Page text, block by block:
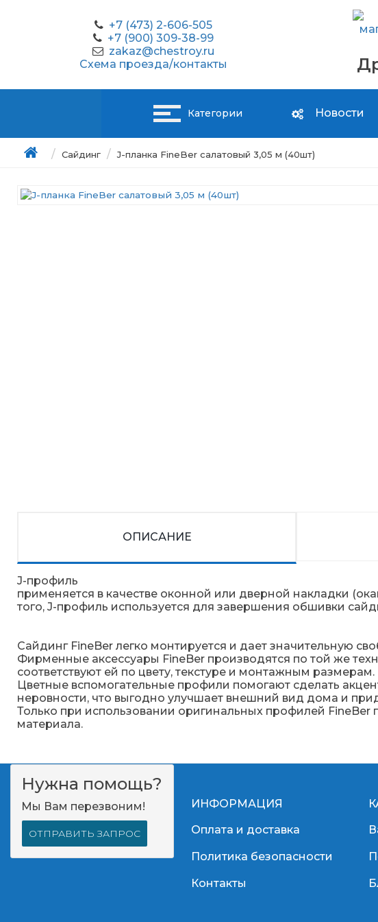
+7 (473) 2-606-505
+7 (900) 309-38-99
zakaz@chestroy.ru
Схема проезда/контакты
Категории Новости
Сайдинг J-планка FineBer салатовый 3,05 м (40шт)
ОПИСАНИЕ
J-профиль
применяется в качестве оконной или дверной накладки
того, J-профиль используется для завершения обшивки
Сайдинг FineBer легко монтируется и дает значительную
Фирменные аксессуары FineBer производятся по той же
соответствуют ей по цвету, текстуре и монтажным размерам.
Цветные вспомогательные профили помогают сделать
неровности, что выгодно улучшает внешний вид дома и
Только при использовании оригинальных профилей FineBer
материала.
Нужна помощь?
Мы Вам перезвоним!
ОТПРАВИТЬ ЗАПРОС
ИНФОРМАЦИЯ
Оплата и доставка
Политика безопасности
Контакты